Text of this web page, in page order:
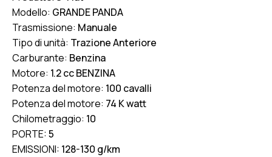
Modello: GRANDE PANDA
Trasmissione: Manuale
Tipo di unità: Trazione Anteriore
Carburante: Benzina
Motore: 1.2 cc BENZINA
Potenza del motore: 100 cavalli
Potenza del motore: 74 K watt
Chilometraggio: 10
PORTE:5
EMISSIONI: 128-130 g/km